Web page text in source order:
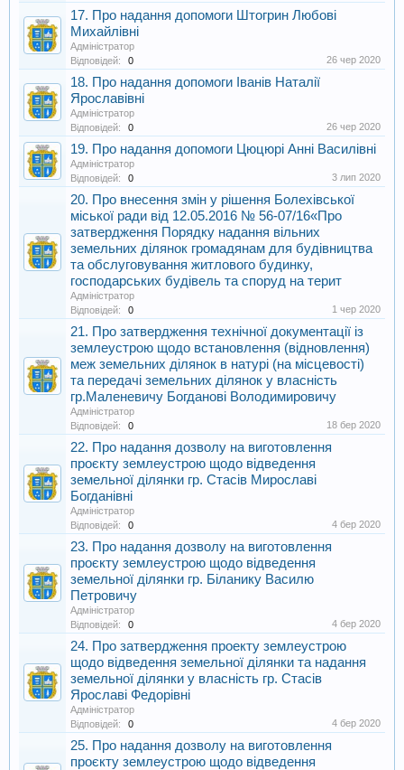
17. Про надання допомоги Штогрин Любові
Михайлівні
Адміністратор
Відповідей:
0 26 чер 2020
18. Про надання допомоги Іванів Наталії
Ярославівні
Адміністратор
Відповідей:
0 26 чер 2020
19. Про надання допомоги Цюцюрі Анні Василівні
Адміністратор
Відповідей:
0 3 лип 2020
20. Про внесення змін у рішення Болехівської
міської ради від 12.05.2016 № 56-07/16«Про
затвердження Порядку надання вільних
земельних ділянок громадянам для будівництва
та обслуговування житлового будинку,
господарських будівель та споруд на терит
Адміністратор
Відповідей:
0 1 чер 2020
21. Про затвердження технічної документації із
землеустрою щодо встановлення (відновлення)
меж земельних ділянок в натурі (на місцевості)
та передачі земельних ділянок у власність
гр.Маленевичу Богданові Володимировичу
Адміністратор
Відповідей:
0 18 бер 2020
22. Про надання дозволу на виготовлення
проєкту землеустрою щодо відведення
земельної ділянки гр. Стасів Мирославі
Богданівні
Адміністратор
Відповідей:
0 4 бер 2020
23. Про надання дозволу на виготовлення
проєкту землеустрою щодо відведення
земельної ділянки гр. Біланику Василю
Петровичу
Адміністратор
Відповідей:
0 4 бер 2020
24. Про затвердження проекту землеустрою
щодо відведення земельної ділянки та надання
земельної ділянки у власність гр. Стасів
Ярославі Федорівні
Адміністратор
Відповідей:
0 4 бер 2020
25. Про надання дозволу на виготовлення
проєкту землеустрою щодо відведення